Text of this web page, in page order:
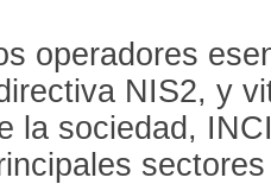
operadores
NIS2, y
la sociedad,